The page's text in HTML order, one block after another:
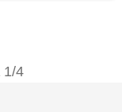
1/4